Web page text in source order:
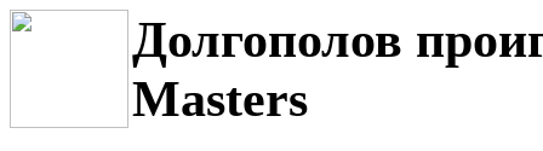
Долгополов
Masters